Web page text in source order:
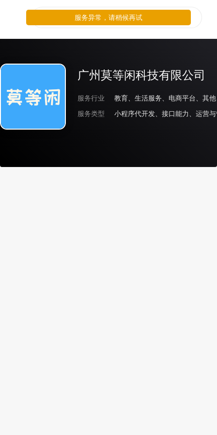
广州莫等闲科技有限公司
服务行业
教育、生活服务、电商平台、其他
服务类型
小程序代开发、接口能力、运营
服务异常，请稍候再试